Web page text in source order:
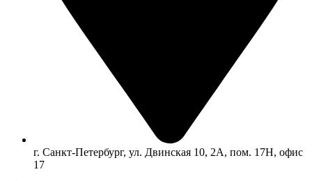
г. Санкт-Петербург, ул. Двинская 10, 2А, пом. 17Н, офис
17